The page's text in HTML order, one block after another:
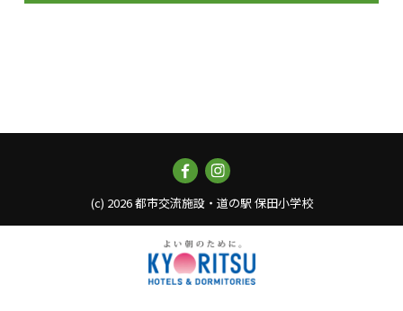
(c) 2026 都市交流施設・道の駅 保田小学校